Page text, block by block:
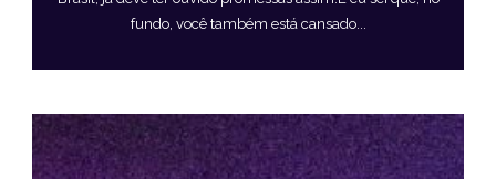
fundo, você também está cansado...